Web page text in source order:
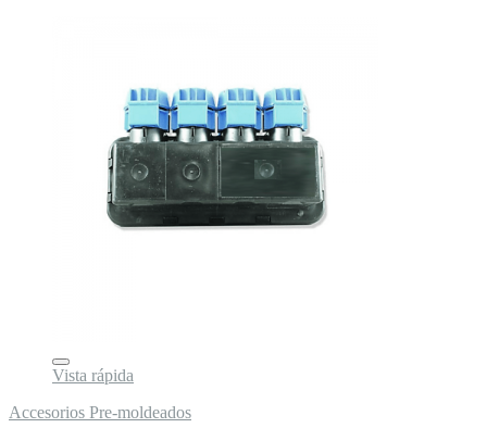
Vista rápida
Accesorios Pre-moldeados